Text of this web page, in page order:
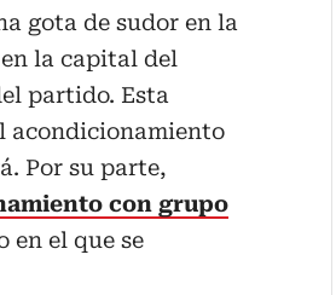
gota de sudor en la
la capital del
partido. Esta
acondicionamiento
Por su parte,
con grupo
en el que se